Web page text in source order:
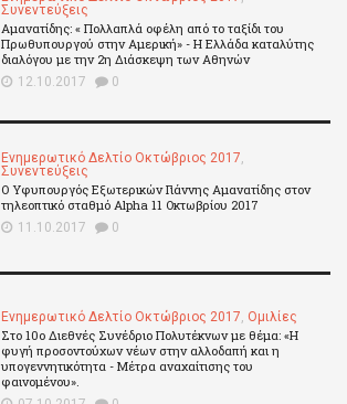
Συνεντεύξεις
Αμανατίδης: « Πολλαπλά οφέλη από το ταξίδι του
Πρωθυπουργού στην Αμερική» - Η Ελλάδα καταλύτης
διαλόγου με την 2η Διάσκεψη των Αθηνών
12.10.2017 0
Ενημερωτικό Δελτίο Οκτώβριος 2017
Συνεντεύξεις
Ο Υφυπουργός Εξωτερικών Γιάννης Αμανατίδης στον
τηλεοπτικό σταθμό Alpha 11 Οκτωβρίου 2017
11.10.2017 0
Ενημερωτικό Δελτίο Οκτώβριος 2017 Ομιλίες
Στο 10ο Διεθνές Συνέδριο Πολυτέκνων με θέμα: «Η
φυγή προσοντούχων νέων στην αλλοδαπή και η
υπογεννητικότητα - Μέτρα αναχαίτισης του
φαινομένου».